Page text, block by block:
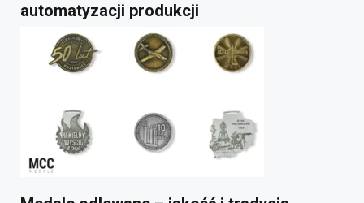
automatyzacji produkcji